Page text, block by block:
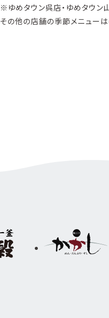
※ゆめタウン呉店・ゆめタウン
その他の店舗の季節メニュー